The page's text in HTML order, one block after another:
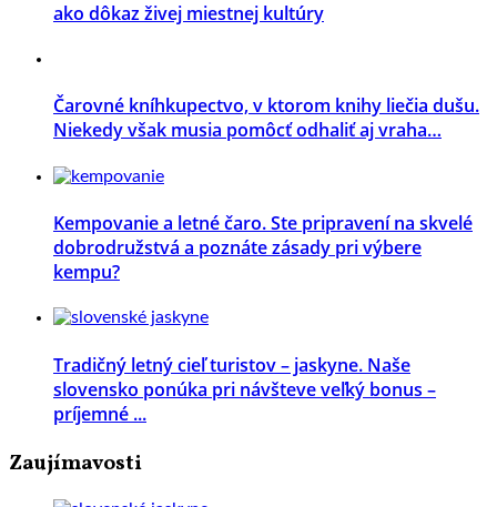
ako dôkaz živej miestnej kultúry
Čarovné kníhkupectvo, v ktorom knihy liečia dušu.
Niekedy však musia pomôcť odhaliť aj vraha…
Kempovanie a letné čaro. Ste pripravení na skvelé
dobrodružstvá a poznáte zásady pri výbere
kempu?
Tradičný letný cieľ turistov – jaskyne. Naše
slovensko ponúka pri návšteve veľký bonus –
príjemné ...
Zaujímavosti